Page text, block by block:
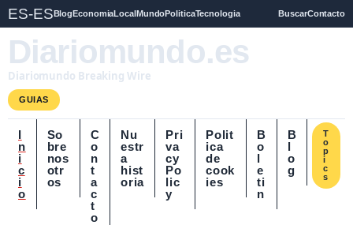
ES-ESBlogEconomiaLocalMundoPoliticaTecnologia BuscarContacto
Diariomundo.es
Diariomundo Breaking Wire
GUIAS
I
n
i
c
i
o
So
bre
nos
otr
os
C
o
n
t
a
c
t
o
Nu
estr
a
hist
oria
Pri
va
cy
Po
lic
y
Polit
ica
de
cook
ies
B
o
l
e
ti
n
B
l
o
g
T
o
p
i
c
s